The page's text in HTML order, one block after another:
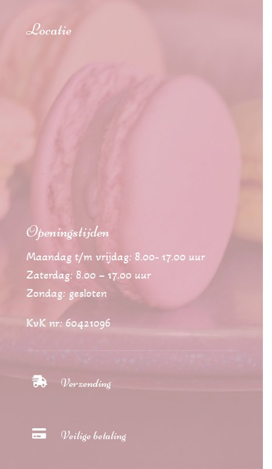
Locatie
Openingstijden
Maandag t/m vrijdag: 8.00- 17.00 uur
Zaterdag: 8.00 – 17.00 uur
Zondag: gesloten
KvK nr: 60421096
 Verzending
 Veilige betaling